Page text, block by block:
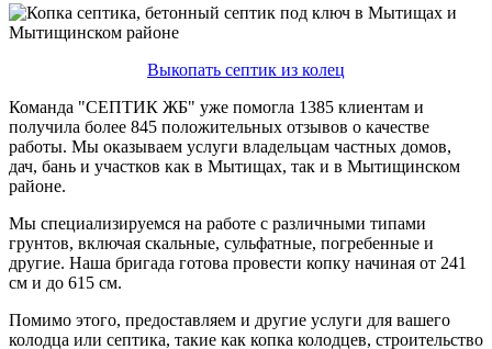
Выкопать септик из колец
Команда "СЕПТИК ЖБ" уже помогла 1385 клиентам и
получила более 845 положительных отзывов о качестве
работы. Мы оказываем услуги владельцам частных домов,
дач, бань и участков как в Мытищах, так и в Мытищинском
районе.
Мы специализируемся на работе с различными типами
грунтов, включая скальные, сульфатные, погребенные и
другие. Наша бригада готова провести копку начиная от 241
см и до 615 см.
Помимо этого, предоставляем и другие услуги для вашего
колодца или септика, такие как копка колодцев, строительство